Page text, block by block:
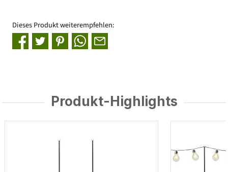
Dieses Produkt weiterempfehlen:
Produkt-Highlights